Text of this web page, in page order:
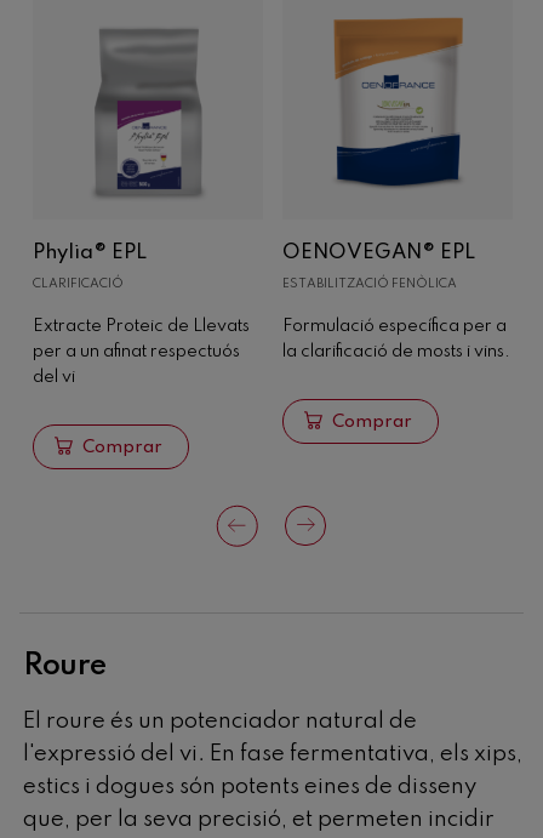
Phylia® EPL
CLARIFICACIÓ
Extracte Proteic de Llevats
per a un afinat respectuós
del vi
Comprar
OENOVEGAN® EPL
ESTABILITZACIÓ FENÒLICA
Formulació específica per a
la clarificació de mosts i vins.
Comprar
Roure
El roure és un potenciador natural de
l'expressió del vi. En fase fermentativa, els xips,
estics i dogues són potents eines de disseny
que, per la seva precisió, et permeten incidir